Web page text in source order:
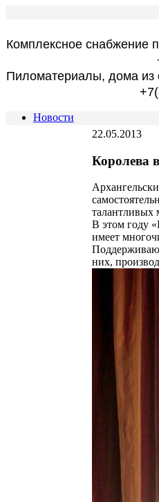
Комплексное снабжение
Пиломатериалы, дома из
Новости
22.05.2013
Королева
талантливых
В этом году
имеет
них,